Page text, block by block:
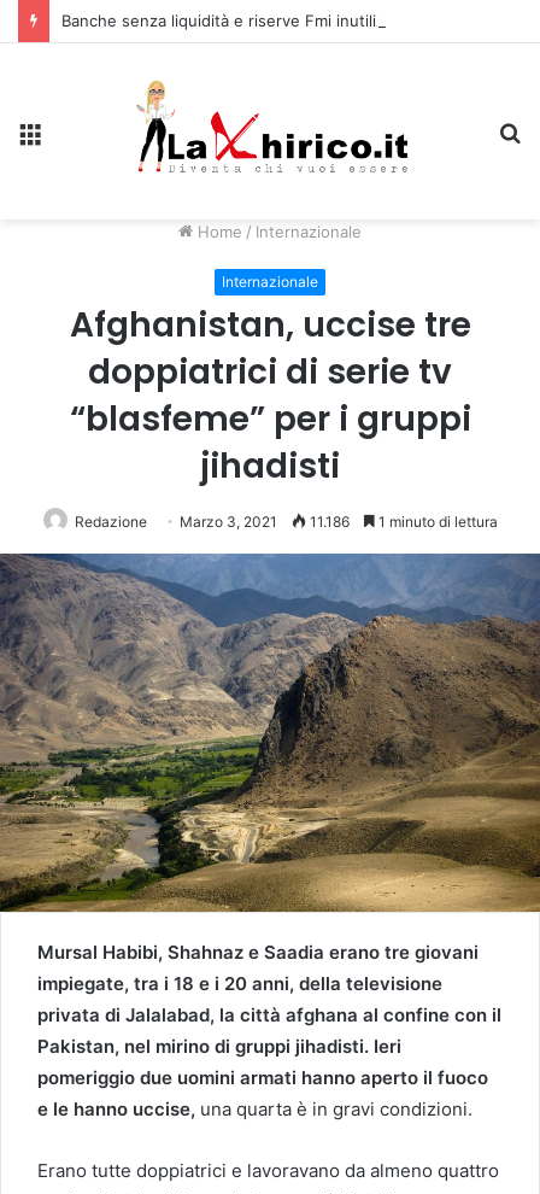
Home / Internazionale
Internazionale
Afghanistan, uccise tre
doppiatrici di serie tv
“blasfeme” per i gruppi
jihadisti
Redazione Marzo 3, 2021 11.186 1 minuto di lettura
Mursal Habibi, Shahnaz e Saadia erano tre giovani
impiegate, tra i 18 e i 20 anni, della televisione
privata di Jalalabad, la città afghana al confine con il
Pakistan, nel mirino di gruppi jihadisti. Ieri
pomeriggio due uomini armati hanno aperto il fuoco
e le hanno uccise, una quarta è in gravi condizioni.
Erano tutte doppiatrici e lavoravano da almeno quattro